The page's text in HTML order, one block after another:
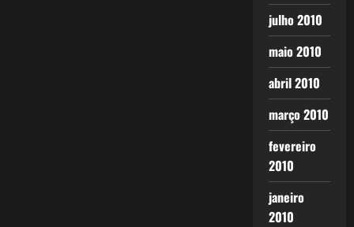
julho 2010
maio 2010
abril 2010
março 2010
fevereiro
2010
janeiro
2010